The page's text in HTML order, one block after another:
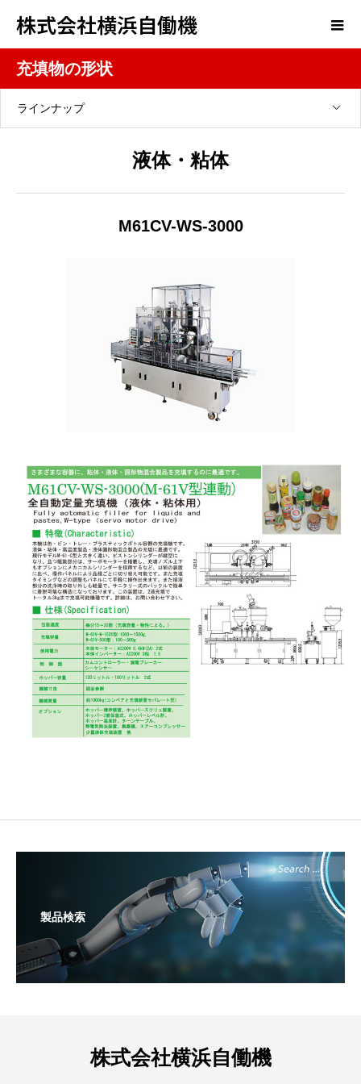
株式会社横浜自働機
充填物の形状
ラインナップ
液体・粘体
M61CV-WS-3000
製品検索
株式会社横浜自働機